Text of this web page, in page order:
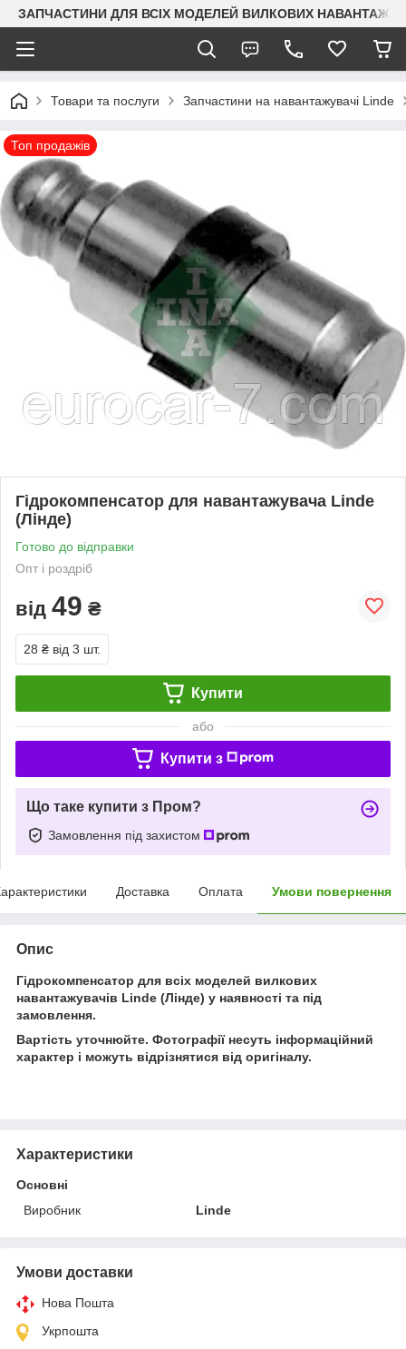
ЗАПЧАСТИНИ ДЛЯ ВСІХ МОДЕЛЕЙ ВИЛКОВИХ
Товари та послуги Запчастини на навантажувачі Linde
Топ продажів
Гідрокомпенсатор для навантажувача Linde
(Лінде)
Готово до відправки
Опт і роздріб
від 49 ₴
28 ₴ від 3 шт.
Купити
або
Купити з
Що таке купити з Пром?
Замовлення під захистом
Доставка Оплата Умови повернення
Опис
Гідрокомпенсатор для всіх моделей вилкових
навантажувачів Linde (Лінде) у наявності та під
замовлення.
Вартість уточнюйте. Фотографії несуть інформаційний
характер і можуть відрізнятися від оригіналу.
Характеристики
Основні
Виробник
Linde
Умови доставки
Нова Пошта
Укрпошта